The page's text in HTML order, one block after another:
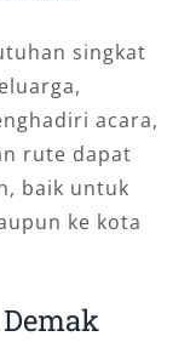
singkat
acara,
rute dapat
baik untuk
ke kota